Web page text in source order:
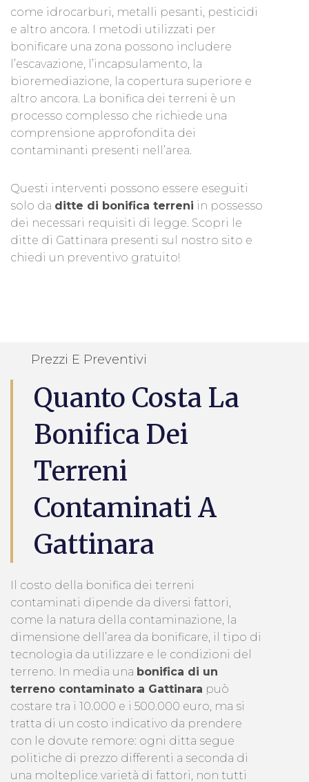
come idrocarburi, metalli pesanti, pesticidi
e altro ancora. I metodi utilizzati per
bonificare una zona possono includere
l’escavazione, l’incapsulamento, la
bioremediazione, la copertura superiore e
altro ancora. La bonifica dei terreni è un
processo complesso che richiede una
comprensione approfondita dei
contaminanti presenti nell’area.
Questi interventi possono essere eseguiti
solo da ditte di bonifica terreni in possesso
dei necessari requisiti di legge. Scopri le
ditte di Gattinara presenti sul nostro sito e
chiedi un preventivo gratuito!
Prezzi E Preventivi
Quanto Costa La
Bonifica Dei
Terreni
Contaminati A
Gattinara
Il costo della bonifica dei terreni
contaminati dipende da diversi fattori,
come la natura della contaminazione, la
dimensione dell’area da bonificare, il tipo di
tecnologia da utilizzare e le condizioni del
terreno. In media una bonifica di un
terreno contaminato a Gattinara può
costare tra i 10.000 e i 500.000 euro, ma si
tratta di un costo indicativo da prendere
con le dovute remore: ogni ditta segue
politiche di prezzo differenti a seconda di
una molteplice varietà di fattori, non tutti